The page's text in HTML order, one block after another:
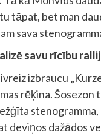
tāpat, bet man
sava
savu rīcību
izbraucu
rēķina. Šosezon
deviņos dažādos